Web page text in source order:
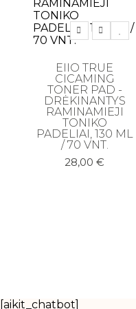
EIIO TRUE
CICAMING
TONER PAD -
DRĖKINANTYS
RAMINAMIEJI
TONIKO
PADELIAI, 130 ML
/ 70 VNT.
28,00€
[aikit_chatbot]